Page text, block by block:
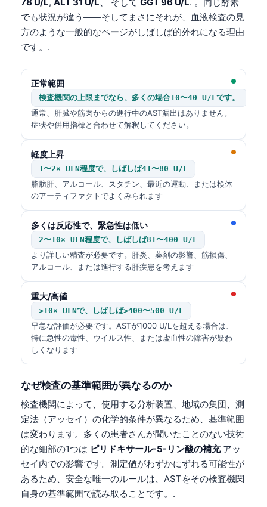
でも状況が違う——そしてまさにそれが、血液検査の見
方のような一般的なページがしばしば的外れになる理由
です。.
正常範囲
検査機関の上限までなら、多くの場合10〜40 U/Lです。
通常、肝臓や筋肉からの進行中のAST漏出はありません。
症状や併用指標と合わせて解釈してください。
軽度上昇
1〜2× ULN程度で、しばしば41〜80 U/L
脂肪肝、アルコール、スタチン、最近の運動、または検体
のアーティファクトでよくみられます
多くは反応性で、緊急性は低い
2〜10× ULN程度で、しばしば81〜400 U/L
より詳しい精査が必要です。肝炎、薬剤の影響、筋損傷、
アルコール、または進行する肝疾患を考えます
重大/高値
>10× ULNで、しばしば>400〜500 U/L
早急な評価が必要です。ASTが1000 U/Lを超える場合は、
特に急性の毒性、ウイルス性、または虚血性の障害が疑わ
しくなります
なぜ検査の基準範囲が異なるのか
検査機関によって、使用する分析装置、地域の集団、測
定法（アッセイ）の化学的条件が異なるため、基準範囲
は変わります。多くの患者さんが聞いたことのない技術
的な細部の1つは ピリドキサール-5-リン酸の補充アッ
セイ内での影響です。測定値がわずかにずれる可能性が
あるため、安全な唯一のルールは、ASTをその検査機関
自身の基準範囲で読み取ることです。.